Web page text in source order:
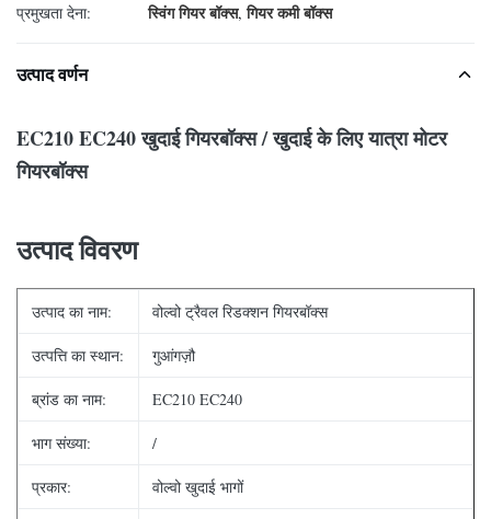
प्रमुखता देना:
स्विंग गियर बॉक्स,गियर कमी बॉक्स
उत्पाद वर्णन
EC210 EC240 खुदाई गियरबॉक्स / खुदाई के लिए यात्रा मोटर
गियरबॉक्स
उत्पाद विवरण
उत्पाद का नाम: वोल्वो ट्रैवल रिडक्शन गियरबॉक्स
उत्पत्ति का स्थान: गुआंगज़ौ
ब्रांड का नाम: EC210 EC240
भाग संख्या: /
प्रकार: वोल्वो खुदाई भागों